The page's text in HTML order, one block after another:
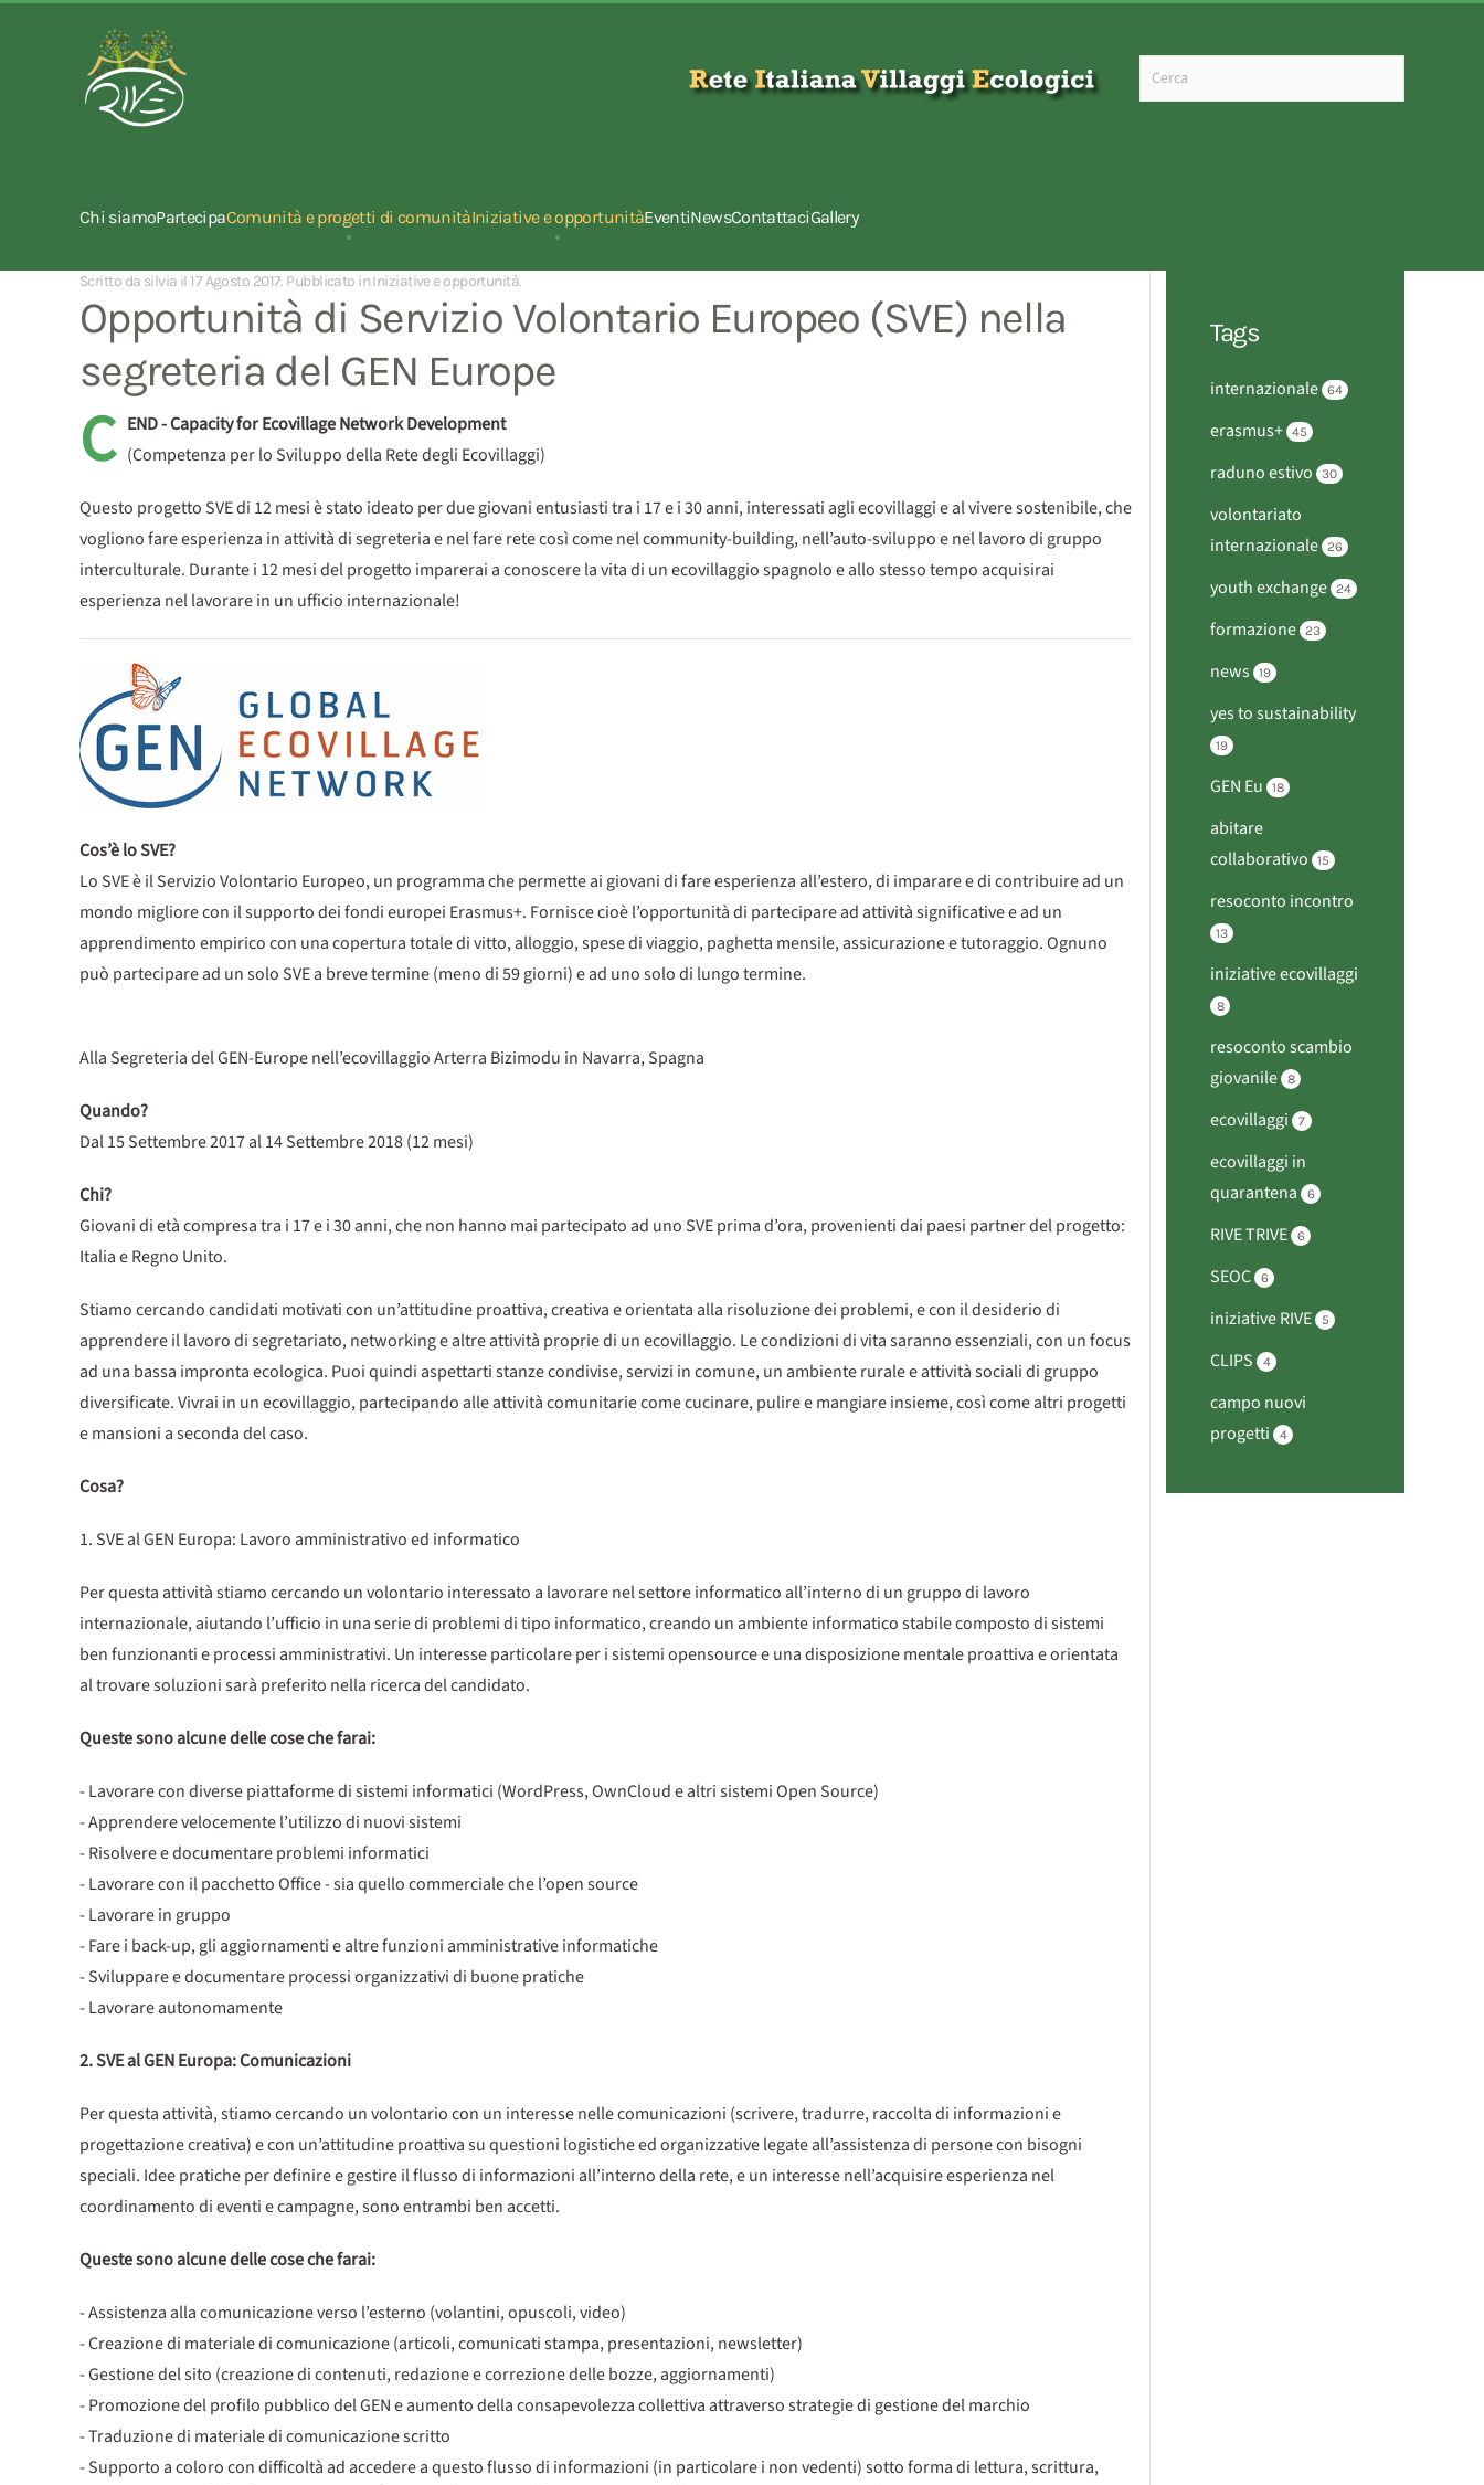
Chi siamoPartecipaComunità e progetti di comunitàIniziative e opportunitàEventiNewsContattaciGallery
Scritto da silvia il 17 Agosto 2017. Pubblicato inIniziative e opportunità.
Opportunità di Servizio Volontario Europeo (SVE) nella
segreteria del GEN Europe
C END - Capacity for Ecovillage Network Development
(Competenza per lo Sviluppo della Rete degli Ecovillaggi)
Questo progetto SVE di 12 mesi è stato ideato per due giovani entusiasti tra i 17 e i 30 anni, interessati agli ecovillaggi e al vivere sostenibile, che
vogliono fare esperienza in attività di segreteria e nel fare rete così come nel community-building, nell’auto-sviluppo e nel lavoro di gruppo
interculturale. Durante i 12 mesi del progetto imparerai a conoscere la vita di un ecovillaggio spagnolo e allo stesso tempo acquisirai
esperienza nel lavorare in un ufficio internazionale!
Cos’è lo SVE?
Lo SVE è il Servizio Volontario Europeo, un programma che permette ai giovani di fare esperienza all’estero, di imparare e di contribuire ad un
mondo migliore con il supporto dei fondi europei Erasmus+. Fornisce cioè l’opportunità di partecipare ad attività significative e ad un
apprendimento empirico con una copertura totale di vitto, alloggio, spese di viaggio, paghetta mensile, assicurazione e tutoraggio. Ognuno
può partecipare ad un solo SVE a breve termine (meno di 59 giorni) e ad uno solo di lungo termine.
Alla Segreteria del GEN-Europe nell’ecovillaggio Arterra Bizimodu in Navarra, Spagna
Quando?
Dal 15 Settembre 2017 al 14 Settembre 2018 (12 mesi)
Chi?
Giovani di età compresa tra i 17 e i 30 anni, che non hanno mai partecipato ad uno SVE prima d’ora, provenienti dai paesi partner del progetto:
Italia e Regno Unito.
Stiamo cercando candidati motivati con un’attitudine proattiva, creativa e orientata alla risoluzione dei problemi, e con il desiderio di
apprendere il lavoro di segretariato, networking e altre attività proprie di un ecovillaggio. Le condizioni di vita saranno essenziali, con un focus
ad una bassa impronta ecologica. Puoi quindi aspettarti stanze condivise, servizi in comune, un ambiente rurale e attività sociali di gruppo
diversificate. Vivrai in un ecovillaggio, partecipando alle attività comunitarie come cucinare, pulire e mangiare insieme, così come altri progetti
e mansioni a seconda del caso.
Cosa?
1. SVE al GEN Europa: Lavoro amministrativo ed informatico
Per questa attività stiamo cercando un volontario interessato a lavorare nel settore informatico all’interno di un gruppo di lavoro
internazionale, aiutando l’ufficio in una serie di problemi di tipo informatico, creando un ambiente informatico stabile composto di sistemi
ben funzionanti e processi amministrativi. Un interesse particolare per i sistemi opensource e una disposizione mentale proattiva e orientata
al trovare soluzioni sarà preferito nella ricerca del candidato.
Queste sono alcune delle cose che farai:
- Lavorare con diverse piattaforme di sistemi informatici (WordPress, OwnCloud e altri sistemi Open Source)
- Apprendere velocemente l’utilizzo di nuovi sistemi
- Risolvere e documentare problemi informatici
- Lavorare con il pacchetto Office - sia quello commerciale che l’open source
- Lavorare in gruppo
- Fare i back-up, gli aggiornamenti e altre funzioni amministrative informatiche
- Sviluppare e documentare processi organizzativi di buone pratiche
- Lavorare autonomamente
2. SVE al GEN Europa: Comunicazioni
Per questa attività, stiamo cercando un volontario con un interesse nelle comunicazioni (scrivere, tradurre, raccolta di informazioni e
progettazione creativa) e con un’attitudine proattiva su questioni logistiche ed organizzative legate all’assistenza di persone con bisogni
speciali. Idee pratiche per definire e gestire il flusso di informazioni all’interno della rete, e un interesse nell’acquisire esperienza nel
coordinamento di eventi e campagne, sono entrambi ben accetti.
Queste sono alcune delle cose che farai:
- Assistenza alla comunicazione verso l’esterno (volantini, opuscoli, video)
- Creazione di materiale di comunicazione (articoli, comunicati stampa, presentazioni, newsletter)
- Gestione del sito (creazione di contenuti, redazione e correzione delle bozze, aggiornamenti)
- Promozione del profilo pubblico del GEN e aumento della consapevolezza collettiva attraverso strategie di gestione del marchio
- Traduzione di materiale di comunicazione scritto
- Supporto a coloro con difficoltà ad accedere a questo flusso di informazioni (in particolare i non vedenti) sotto forma di lettura, scrittura,
Tags
internazionale 64
erasmus+ 45
raduno estivo 30
volontariato
internazionale 26
youth exchange 24
formazione 23
news 19
yes to sustainability
19
GEN Eu 18
abitare
collaborativo
15
resoconto incontro
13
iniziative ecovillaggi
8
resoconto scambio
giovanile
8
ecovillaggi 7
ecovillaggi in
quarantena
6
RIVE TRIVE 6
SEOC 6
iniziative RIVE 5
CLIPS 4
campo nuovi
progetti
4